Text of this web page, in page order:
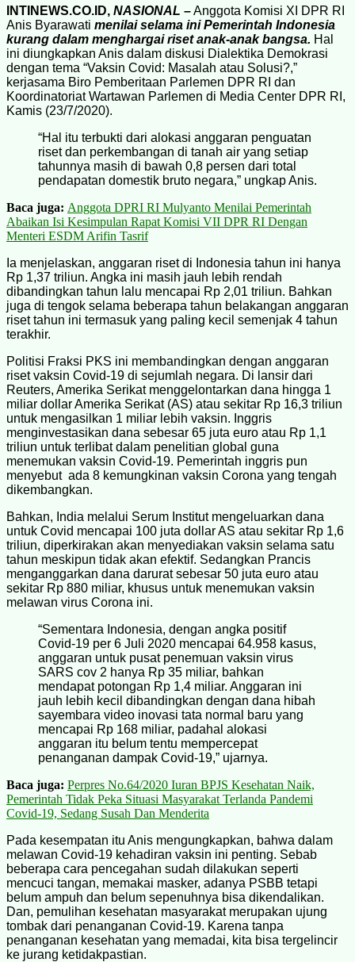
INTINEWS.CO.ID, NASIONAL –Anggota Komisi XI DPR RI
Anis Byarawati menilai selama ini Pemerintah Indonesia
kurang dalam menghargai riset anak-anak bangsa. Hal
ini diungkapkan Anis dalam diskusi Dialektika Demokrasi
dengan tema “Vaksin Covid: Masalah atau Solusi?,”
kerjasama Biro Pemberitaan Parlemen DPR RI dan
Koordinatoriat Wartawan Parlemen di Media Center DPR RI,
Kamis (23/7/2020).
“Hal itu terbukti dari alokasi anggaran penguatan
riset dan perkembangan di tanah air yang setiap
tahunnya masih di bawah 0,8 persen dari total
pendapatan domestik bruto negara,” ungkap Anis.
Baca juga: Anggota DPRI RI Mulyanto Menilai Pemerintah
Abaikan Isi Kesimpulan Rapat Komisi VII DPR RI Dengan
Menteri ESDM Arifin Tasrif
Ia menjelaskan, anggaran riset di Indonesia tahun ini hanya
Rp 1,37 triliun. Angka ini masih jauh lebih rendah
dibandingkan tahun lalu mencapai Rp 2,01 triliun. Bahkan
juga di tengok selama beberapa tahun belakangan anggaran
riset tahun ini termasuk yang paling kecil semenjak 4 tahun
terakhir.
Politisi Fraksi PKS ini membandingkan dengan anggaran
riset vaksin Covid-19 di sejumlah negara. Di lansir dari
Reuters, Amerika Serikat menggelontarkan dana hingga 1
miliar dollar Amerika Serikat (AS) atau sekitar Rp 16,3 triliun
untuk mengasilkan 1 miliar lebih vaksin. Inggris
menginvestasikan dana sebesar 65 juta euro atau Rp 1,1
triliun untuk terlibat dalam penelitian global guna
menemukan vaksin Covid-19. Pemerintah inggris pun
menyebut ada 8 kemungkinan vaksin Corona yang tengah
dikembangkan.
Bahkan, India melalui Serum Institut mengeluarkan dana
untuk Covid mencapai 100 juta dollar AS atau sekitar Rp 1,6
triliun, diperkirakan akan menyediakan vaksin selama satu
tahun meskipun tidak akan efektif. Sedangkan Prancis
menganggarkan dana darurat sebesar 50 juta euro atau
sekitar Rp 880 miliar, khusus untuk menemukan vaksin
melawan virus Corona ini.
“Sementara Indonesia, dengan angka positif
Covid-19 per 6 Juli 2020 mencapai 64.958 kasus,
anggaran untuk pusat penemuan vaksin virus
SARS cov 2 hanya Rp 35 miliar, bahkan
mendapat potongan Rp 1,4 miliar. Anggaran ini
jauh lebih kecil dibandingkan dengan dana hibah
sayembara video inovasi tata normal baru yang
mencapai Rp 168 miliar, padahal alokasi
anggaran itu belum tentu mempercepat
penanganan dampak Covid-19,” ujarnya.
Baca juga: Perpres No.64/2020 Iuran BPJS Kesehatan Naik,
Pemerintah Tidak Peka Situasi Masyarakat Terlanda Pandemi
Covid-19, Sedang Susah Dan Menderita
Pada kesempatan itu Anis mengungkapkan, bahwa dalam
melawan Covid-19 kehadiran vaksin ini penting. Sebab
beberapa cara pencegahan sudah dilakukan seperti
mencuci tangan, memakai masker, adanya PSBB tetapi
belum ampuh dan belum sepenuhnya bisa dikendalikan.
Dan, pemulihan kesehatan masyarakat merupakan ujung
tombak dari penanganan Covid-19. Karena tanpa
penanganan kesehatan yang memadai, kita bisa tergelincir
ke jurang ketidakpastian.